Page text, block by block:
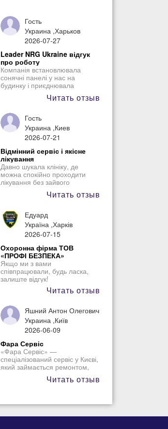
Гость
Украина ,Харьков
2026-07-27
Leader NRG Ukraine відгук
про роботу
Компанія встановлювала
сонячні панелі у нас на
будинку і приєднювала
обладнання сонячної станції.
Все працює добре. Робота
співпрацю.
Читать отзыв
Гость
Украина ,Киев
2026-07-21
Відмінний сервіс і якісне
лікування
Давно шукала клініку, де
можна спокійно проходити
лікування без зайвого
хвилювання, і обрала Люмі-
Дент. З першого візиту
роботи, уважне ставлення
персоналу та комфортна
атмосфера. Лікування
пройшло без поспіху, лікар усе
пояснював зрозуміло, тому не
виникало жодних переживань.
Залишилися тільки приємні
враження, тому й надалі
планую лікувати зуби саме тут.
Читать отзыв
Едуард
Україна ,Харків
2026-07-15
Охоронна фірма ТОВ
«ПРОФІ БЕЗПЕКА»
Якщо ми з вами
співпрацювали, будь ласка,
залиште відгук!
Читать отзыв
Яшний Антон Олегович
Украина ,Київ
2026-06-09
Фара Сервіс
«Фара Сервіс» —
спеціалізований сервіс у Києві,
який займається ремонтом,
відновленням та
модернізацією автомобільної
різних марок і пропонує
Читать отзыв